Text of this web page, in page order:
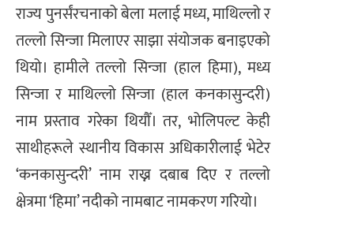
राज्य पुनर्संरचनाको बेला मलाई मध्य, माथिल्लो र
तल्लो सिन्जा मिलाएर साझा संयोजक बनाइएको
थियो। हामीले तल्लो सिन्जा (हाल हिमा), मध्य
सिन्जा र माथिल्लो सिन्जा (हाल कनकासुन्दरी)
नाम प्रस्ताव गरेका थियौँ। तर, भोलिपल्ट केही
साथीहरूले स्थानीय विकास अधिकारीलाई भेटेर
‘कनकासुन्दरी’ नाम राख्न दबाब दिए र तल्लो
क्षेत्रमा ‘हिमा’ नदीको नामबाट नामकरण गरियो।